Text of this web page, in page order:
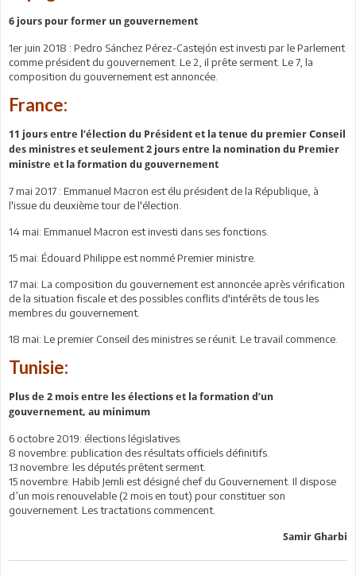
6 jours pour former un gouvernement
1er juin 2018 : Pedro Sánchez Pérez-Castejón est investi par le Parlement
comme président du gouvernement. Le 2, il prête serment. Le 7, la
composition du gouvernement est annoncée.
France:
11 jours entre l’élection du Président et la tenue du premier Conseil
des ministres et seulement 2 jours entre la nomination du Premier
ministre et la formation du gouvernement
7 mai 2017 : Emmanuel Macron est élu président de la République, à
l'issue du deuxième tour de l'élection.
14 mai: Emmanuel Macron est investi dans ses fonctions.
15 mai: Édouard Philippe est nommé Premier ministre.
17 mai: La composition du gouvernement est annoncée après vérification
de la situation fiscale et des possibles conflits d'intérêts de tous les
membres du gouvernement.
18 mai: Le premier Conseil des ministres se réunit. Le travail commence.
Tunisie:
Plus de 2 mois entre les élections et la formation d’un
gouvernement, au minimum
6 octobre 2019: élections législatives.
8 novembre: publication des résultats officiels définitifs.
13 novembre: les députés prêtent serment.
15 novembre: Habib Jemli est désigné chef du Gouvernement. Il dispose
d’un mois renouvelable (2 mois en tout) pour constituer son
gouvernement. Les tractations commencent.
Samir Gharbi